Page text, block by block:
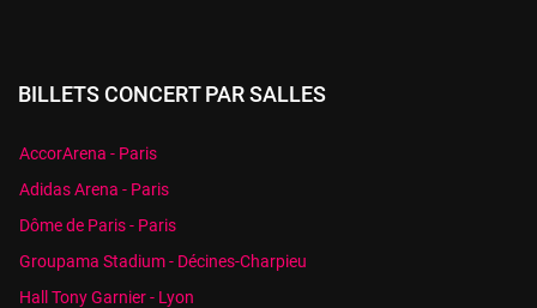
BILLETS CONCERT PAR SALLES
AccorArena - Paris
Adidas Arena - Paris
Dôme de Paris - Paris
Groupama Stadium - Décines-Charpieu
Hall Tony Garnier - Lyon